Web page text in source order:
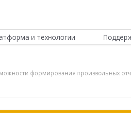
и технологии
формирования произвольных